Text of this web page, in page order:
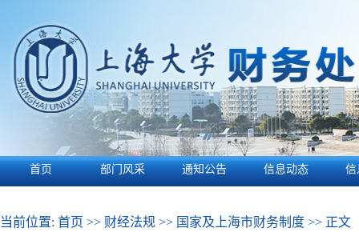
首页 部门风采 通知公告 信息动态 信
当前位置: 首页 >> 财经法规 >> 国家及上海市财务制度 >> 正文